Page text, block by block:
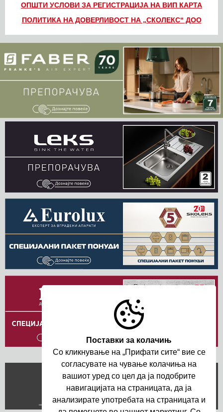
Поставки за колачињ
Со кликнување на „Прифати сите“ вие се
согласувате на чување колачиња на
вашиот уред со цел да ja подобрите
навигациjата на страницата, да ja
анализирате употребата на страницата и
ОПШТИ УСЛОВИ ЗА РЕГИСТРАЦИЈА НА ВИП КАРТА
ПОЛИТИКА НА ДОВЕРЛИВОСТ НА „СКОЛЕКС“ ДОО